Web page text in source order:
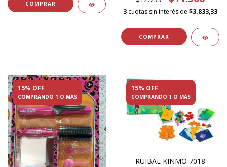
3 cuotas sin interés de $3.833,33
15% OFF
COMPRANDO 1 O MÁS
15% OFF
COMPRANDO 1 O MÁS
RUIBAL KINMO 7018